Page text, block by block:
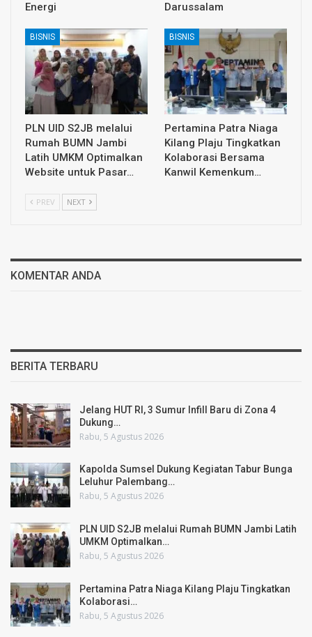
Energi
Darussalam
BISNIS
PLN UID S2JB melalui
Rumah BUMN Jambi
Latih UMKM Optimalkan
Website untuk Pasar…
BISNIS
Pertamina Patra Niaga
Kilang Plaju Tingkatkan
Kolaborasi Bersama
Kanwil Kemenkum…
PREV NEXT
KOMENTAR ANDA
BERITA TERBARU
Jelang HUT RI, 3 Sumur Infill Baru di Zona 4
Dukung…
Rabu, 5 Agustus 2026
Kapolda Sumsel Dukung Kegiatan Tabur Bunga
Leluhur Palembang…
Rabu, 5 Agustus 2026
PLN UID S2JB melalui Rumah BUMN Jambi Latih
UMKM Optimalkan…
Rabu, 5 Agustus 2026
Pertamina Patra Niaga Kilang Plaju Tingkatkan
Kolaborasi…
Rabu, 5 Agustus 2026